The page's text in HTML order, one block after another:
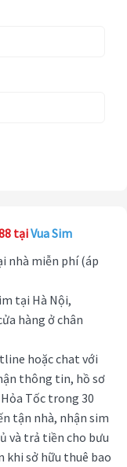
tạiVua Sim
nhà miễn phí (áp
tại Hà Nội,
hàng ở chân
hoặc chat với
thông tin, hồ sơ
Tốc trong 30
tận nhà, nhận sim
và trả tiền cho bưu
khi sở hữu thuê bao